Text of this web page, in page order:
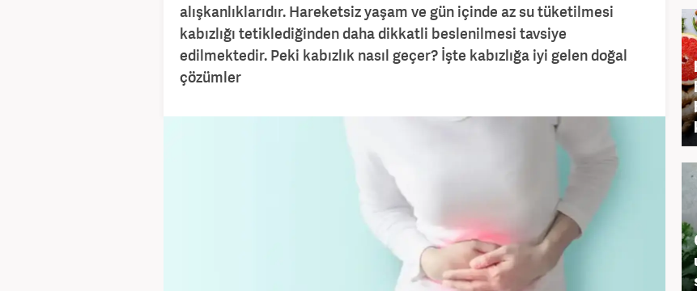
alışkanlıklarıdır. Hareketsiz yaşam ve gün içinde az su tüketilmesi
kabızlığı tetiklediğinden daha dikkatli beslenilmesi tavsiye
edilmektedir. Peki kabızlık nasıl geçer? İşte kabızlığa iyi gelen doğal
çözümler